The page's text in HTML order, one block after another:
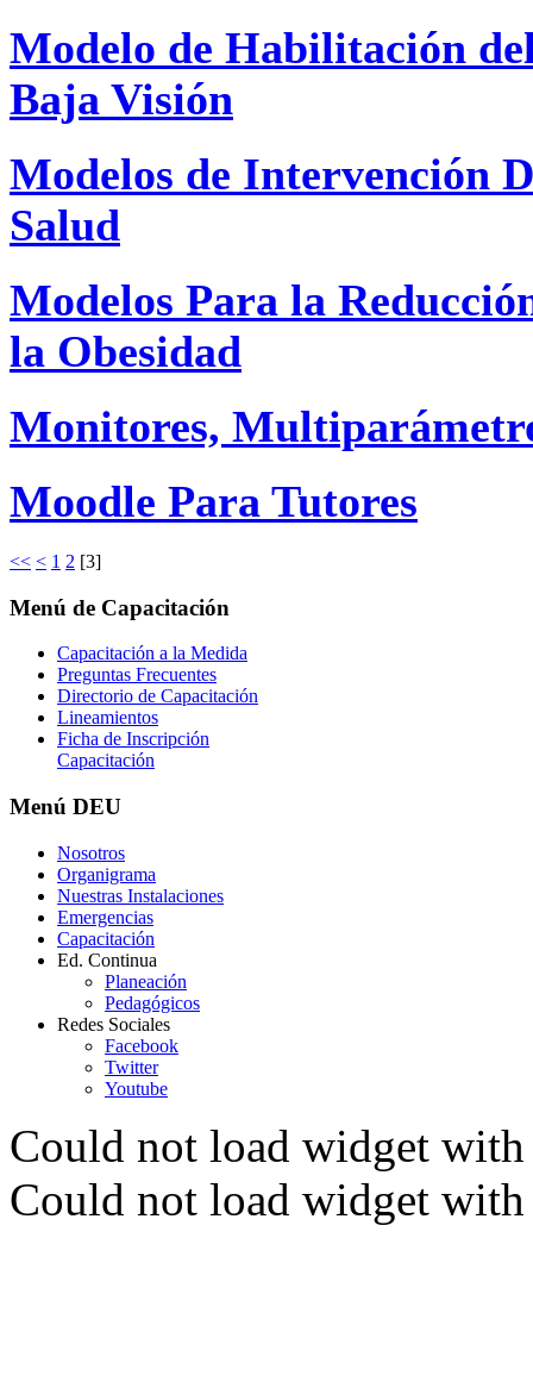
Modelo de Habilitación
Baja Visión
Modelos de Intervención
Salud
Modelos Para la
la Obesidad
Monitores,
Moodle Para Tutores
<< < 1 2 [3]
Menú de Capacitación
Capacitación a la Medida
Preguntas Frecuentes
Directorio de Capacitación
Lineamientos
Ficha de Inscripción
Capacitación
Menú DEU
Nosotros
Organigrama
Nuestras Instalaciones
Emergencias
Capacitación
Ed. Continua
Planeación
Pedagógicos
Redes Sociales
Facebook
Twitter
Youtube
Could not load widget
Could not load widget